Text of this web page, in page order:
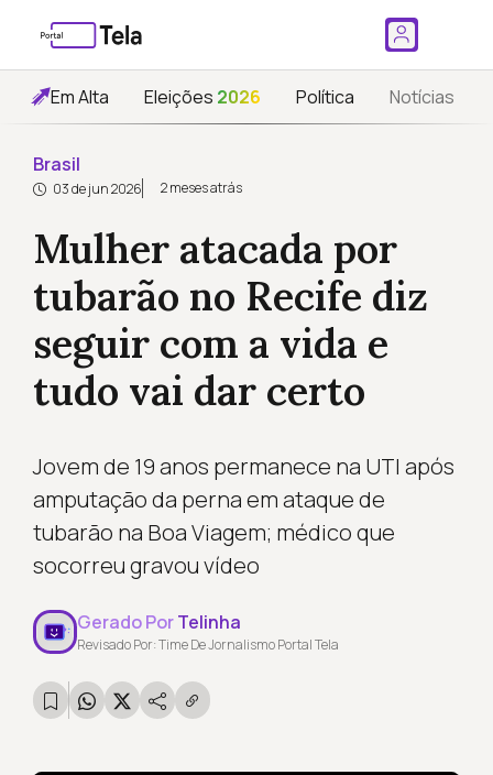
Em Alta Eleições 2026 Política Notícias
Brasil
03 de jun 2026 2 meses atrás
Mulher atacada por
tubarão no Recife diz
seguir com a vida e
tudo vai dar certo
Jovem de 19 anos permanece na UTI após
amputação da perna em ataque de
tubarão na Boa Viagem; médico que
socorreu gravou vídeo
Gerado PorTelinha
Revisado Por: Time De Jornalismo Portal Tela